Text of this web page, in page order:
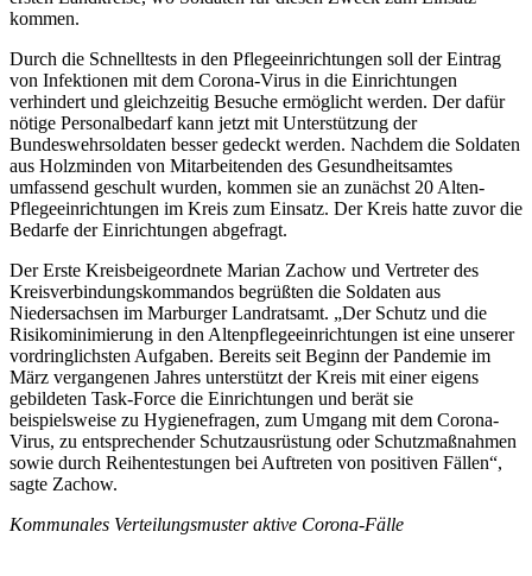
kommen.
Durch die Schnelltests in den Pflegeeinrichtungen soll der Eintrag
von Infektionen mit dem Corona-Virus in die Einrichtungen
verhindert und gleichzeitig Besuche ermöglicht werden. Der dafür
nötige Personalbedarf kann jetzt mit Unterstützung der
Bundeswehrsoldaten besser gedeckt werden. Nachdem die Soldaten
aus Holzminden von Mitarbeitenden des Gesundheitsamtes
umfassend geschult wurden, kommen sie an zunächst 20 Alten-
Pflegeeinrichtungen im Kreis zum Einsatz. Der Kreis hatte zuvor die
Bedarfe der Einrichtungen abgefragt.
Der Erste Kreisbeigeordnete Marian Zachow und Vertreter des
Kreisverbindungskommandos begrüßten die Soldaten aus
Niedersachsen im Marburger Landratsamt. „Der Schutz und die
Risikominimierung in den Altenpflegeeinrichtungen ist eine unserer
vordringlichsten Aufgaben. Bereits seit Beginn der Pandemie im
März vergangenen Jahres unterstützt der Kreis mit einer eigens
gebildeten Task-Force die Einrichtungen und berät sie
beispielsweise zu Hygienefragen, zum Umgang mit dem Corona-
Virus, zu entsprechender Schutzausrüstung oder Schutzmaßnahmen
sowie durch Reihentestungen bei Auftreten von positiven Fällen“,
sagte Zachow.
Kommunales Verteilungsmuster aktive Corona-Fälle